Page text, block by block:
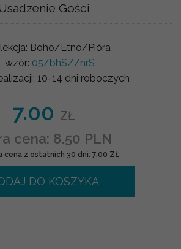
Usadzenie Gości
Boho/Etno/Pióra
wzór: 05/bhSZ/nrS
10-14 dni roboczych
7.00 ZŁ
cena: 8.50 PLN
cena z ostatnich 30 dni: 7.00 ZŁ
DO KOSZYKA